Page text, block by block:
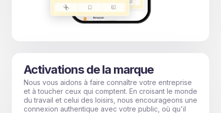
Activations de la marque
Nous vous aidons à faire connaître votre entreprise
et à toucher ceux qui comptent. En croisant le monde
du travail et celui des loisirs, nous encourageons une
connexion authentique avec votre public, où qu'il